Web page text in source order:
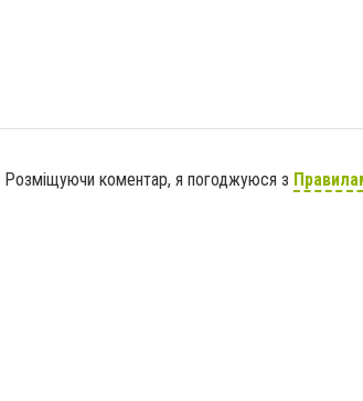
Розміщуючи коментар, я погоджуюся з